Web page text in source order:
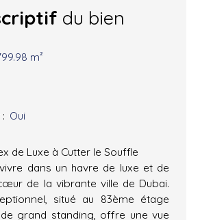
du bien
m²
: Oui
de Luxe à Cutter le Souffle
dans un havre de luxe et de
de la vibrante ville de Dubai.
situé au 83ème étage
grand standing, offre une vue